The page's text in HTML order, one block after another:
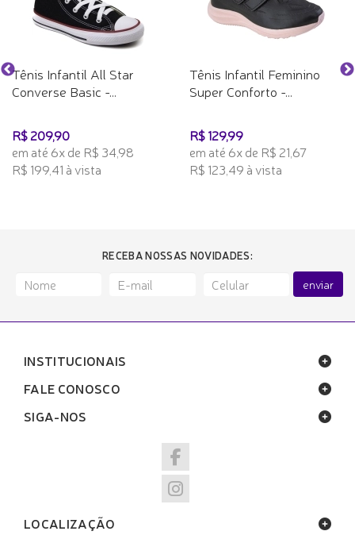
Tênis Infantil All Star
Converse Basic -...
R$ 209,90
em até 6x de R$ 34,98
R$ 199,41 à vista
Tênis Infantil Feminino
Super Conforto -...
R$ 129,99
em até 6x de R$ 21,67
R$ 123,49 à vista
RECEBA NOSSAS NOVIDADES:
enviar
INSTITUCIONAIS
FALE CONOSCO
SIGA-NOS
LOCALIZAÇÃO